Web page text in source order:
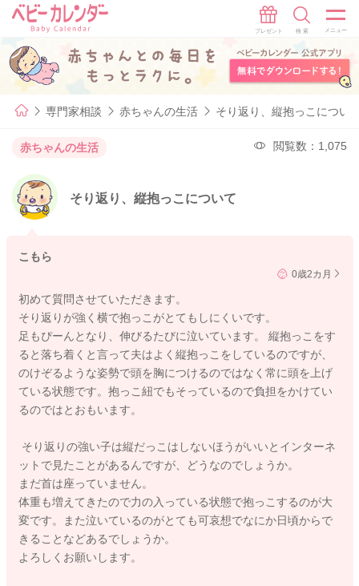
専門家相談 赤ちゃんの生活 そり返り、縦抱っこについ
赤ちゃんの生活 閲覧数：1,075
そり返り、縦抱っこについて
こもら
0歳2カ月
初めて質問させていただきます。
そり返りが強く横で抱っこがとてもしにくいです。
足もぴーんとなり、伸びるたびに泣いています。 縦抱っこをす
ると落ち着くと言って夫はよく縦抱っこをしているのですが、
のけぞるような姿勢で頭を胸につけるのではなく常に頭を上げ
ている状態です。抱っこ紐でもそっているので負担をかけてい
るのではとおもいます。
そり返りの強い子は縦だっこはしないほうがいいとインターネ
ットで見たことがあるんですが、どうなのでしょうか。
まだ首は座っていません。
体重も増えてきたので力の入っている状態で抱っこするのが大
変です。また泣いているのがとても可哀想でなにか日頃からで
きることなどあるでしょうか。
よろしくお願いします。